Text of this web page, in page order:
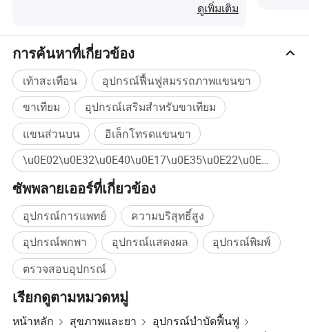
บริษัทของเรา
บริษัท Shijiazuang Wonderfu RehRehabilitation
ดูเพิ่มเติม
การค้นหาที่เกี่ยวข้อง
เท้าสะเทือน
อุปกรณ์ฟื้นฟูสมรรถภาพแขนขา
ขาเทียม
อุปกรณ์เสริมสำหรับขาเทียม
แขนส่วนบน
อิเล็กโทรดแขนขา
\u0E02\u0E32\u0E40\u0E17\u0E35\u0E22\u0E21 ซื้อจำนวนมาก
ซัพพลายเออร์ที่เกี่ยวข้อง
อุปกรณ์การแพทย์
ความบริสุทธิ์สูง
อุปกรณ์พกพา
อุปกรณ์แสดงผล
อุปกรณ์พิมพ์
ตรวจสอบอุปกรณ์
เรียกดูตามหมวดหมู่
หน้าหลัก สุขภาพและยา
อุปกรณ์บำบัดฟื้นฟู